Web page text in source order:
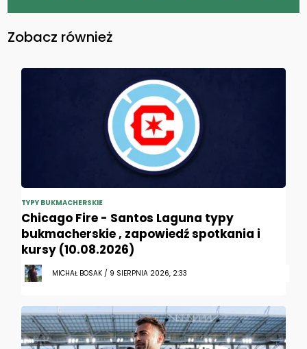
Zobacz również
TYPY BUKMACHERSKIE
Chicago Fire - Santos Laguna typy
bukmacherskie , zapowiedź spotkania i
kursy (10.08.2026)
MICHAŁ BOSAK / 9 SIERPNIA 2026, 2:33